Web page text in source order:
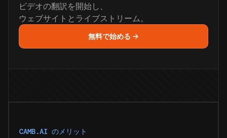
ビデオの翻訳を開始し、
ウェブサイトとライブストリーム。
無料で始める →
CAMB.AI のメリット